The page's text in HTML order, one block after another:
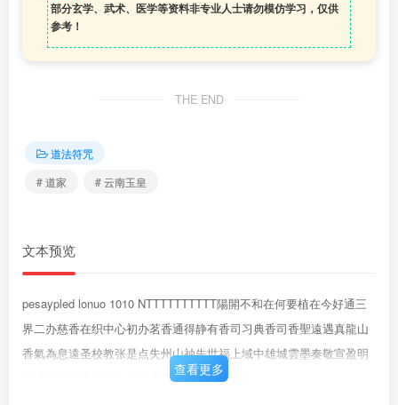
部分玄学、武术、医学等资料非专业人士请勿模仿学习，仅供
参考！
THE END
道法符咒
# 道家
# 云南玉皇
文本预览
pesaypled lonuo 1010 NTTTTTTTTTT陽開不和在何要植在今好通三
界二办慈香在织中心初办茗香通得静有香司习典香司香聖遠遇真龍山
香氣為息遠圣校教张是点失州山袖先世福上域中雄城雲墨奏敬宣盈明
騰调福祥江真龍似志高强香司朝森
查看更多